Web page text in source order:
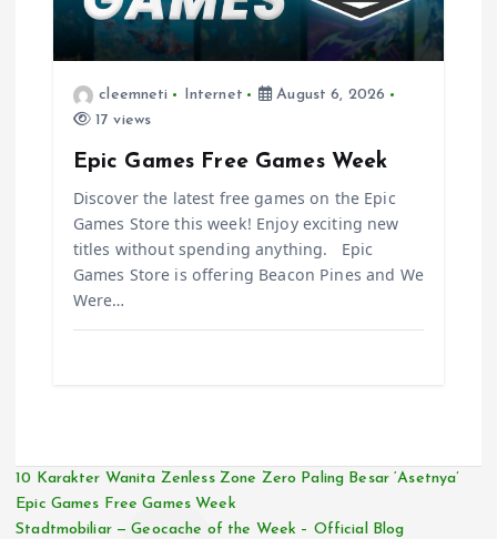
cleemneti Internet
August 6, 2026
17 views
Epic Games Free Games Week
Discover the latest free games on the Epic
Games Store this week! Enjoy exciting new
titles without spending anything. Epic
Games Store is offering Beacon Pines and We
Were…
10 Karakter Wanita Zenless Zone Zero Paling Besar ‘Asetnya’
Epic Games Free Games Week
Stadtmobiliar — Geocache of the Week – Official Blog